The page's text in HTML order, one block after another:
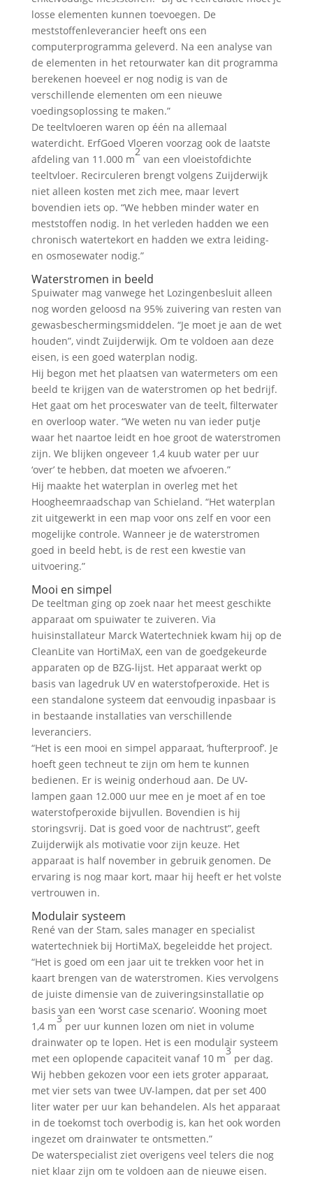
losse elementen kunnen toevoegen. De
meststoffenleverancier heeft ons een
computerprogramma geleverd. Na een analyse van
de elementen in het retourwater kan dit programma
berekenen hoeveel er nog nodig is van de
verschillende elementen om een nieuwe
voedingsoplossing te maken.”
De teeltvloeren waren op één na allemaal
waterdicht. ErfGoed Vloeren voorzag ook de laatste
afdeling van 11.000 m
2
van een vloeistofdichte
teeltvloer. Recirculeren brengt volgens Zuijderwijk
niet alleen kosten met zich mee, maar levert
bovendien iets op. “We hebben minder water en
meststoffen nodig. In het verleden hadden we een
chronisch watertekort en hadden we extra leiding-
en osmosewater nodig.”
Waterstromen in beeld
Spuiwater mag vanwege het Lozingenbesluit alleen
nog worden geloosd na 95% zuivering van resten van
gewasbeschermingsmiddelen. “Je moet je aan de wet
houden”, vindt Zuijderwijk. Om te voldoen aan deze
eisen, is een goed waterplan nodig.
Hij begon met het plaatsen van watermeters om een
beeld te krijgen van de waterstromen op het bedrijf.
Het gaat om het proceswater van de teelt, filterwater
en overloop water. “We weten nu van ieder putje
waar het naartoe leidt en hoe groot de waterstromen
zijn. We blijken ongeveer 1,4 kuub water per uur
‘over’ te hebben, dat moeten we afvoeren.”
Hij maakte het waterplan in overleg met het
Hoogheemraadschap van Schieland. “Het waterplan
zit uitgewerkt in een map voor ons zelf en voor een
mogelijke controle. Wanneer je de waterstromen
goed in beeld hebt, is de rest een kwestie van
uitvoering.”
Mooi en simpel
De teeltman ging op zoek naar het meest geschikte
apparaat om spuiwater te zuiveren. Via
huisinstallateur Marck Watertechniek kwam hij op de
CleanLite van HortiMaX, een van de goedgekeurde
apparaten op de BZG-lijst. Het apparaat werkt op
basis van lagedruk UV en waterstofperoxide. Het is
een standalone systeem dat eenvoudig inpasbaar is
in bestaande installaties van verschillende
leveranciers.
“Het is een mooi en simpel apparaat, ‘hufterproof’. Je
hoeft geen techneut te zijn om hem te kunnen
bedienen. Er is weinig onderhoud aan. De UV-
lampen gaan 12.000 uur mee en je moet af en toe
waterstofperoxide bijvullen. Bovendien is hij
storingsvrij. Dat is goed voor de nachtrust”, geeft
Zuijderwijk als motivatie voor zijn keuze. Het
apparaat is half november in gebruik genomen. De
ervaring is nog maar kort, maar hij heeft er het volste
vertrouwen in.
Modulair systeem
René van der Stam, sales manager en specialist
watertechniek bij HortiMaX, begeleidde het project.
“Het is goed om een jaar uit te trekken voor het in
kaart brengen van de waterstromen. Kies vervolgens
de juiste dimensie van de zuiveringsinstallatie op
basis van een ‘worst case scenario’. Wooning moet
1,4 m
3
per uur kunnen lozen om niet in volume
drainwater op te lopen. Het is een modulair systeem
met een oplopende capaciteit vanaf 10 m
3
per dag.
Wij hebben gekozen voor een iets groter apparaat,
met vier sets van twee UV-lampen, dat per set 400
liter water per uur kan behandelen. Als het apparaat
in de toekomst toch overbodig is, kan het ook worden
ingezet om drainwater te ontsmetten.”
De waterspecialist ziet overigens veel telers die nog
niet klaar zijn om te voldoen aan de nieuwe eisen.